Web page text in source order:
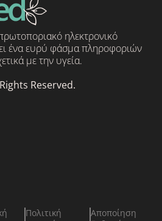
ηλεκτρονικό
ένα ευρύ φάσμα πληροφοριών
με την υγεία.
Reserved.
Πολιτική
Αποποίηση